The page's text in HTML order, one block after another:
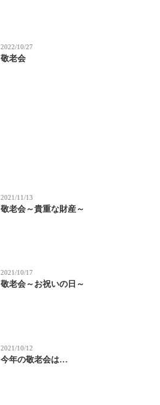
2022/10/27
敬老会
2021/11/13
敬老会～貴重な財産～
2021/10/17
敬老会～お祝いの日～
2021/10/12
今年の敬老会は…